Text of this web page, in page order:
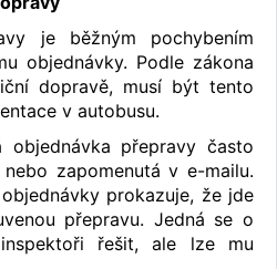
je běžným pochybením
objednávky. Podle zákona
dopravě, musí být tento
v autobusu.
objednávka přepravy často
zapomenutá v e-mailu.
prokazuje, že jde
přepravu. Jedná se o
řešit, ale lze mu